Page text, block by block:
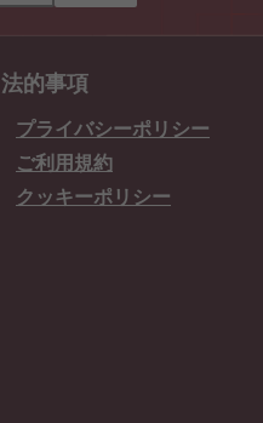
法的事項
プライバシーポリシー
ご利用規約
クッキーポリシー